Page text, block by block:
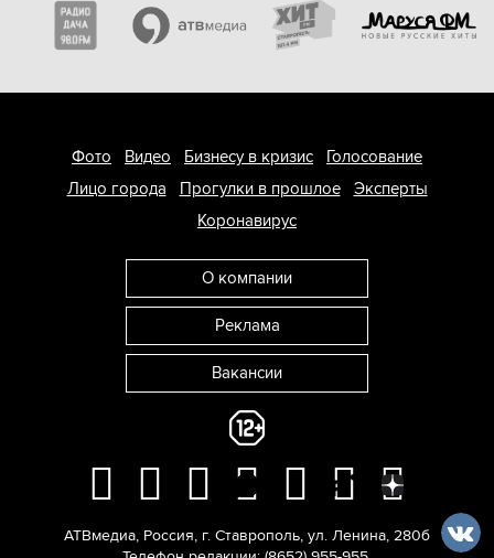
Фото Видео Бизнесу в кризис
Голосование
Лицо города
Прогулки в прошлое
Эксперты
Коронавирус
О компании
Реклама
Вакансии
АТВмедиа, Россия, г. Ставрополь, ул. Ленина, 280б